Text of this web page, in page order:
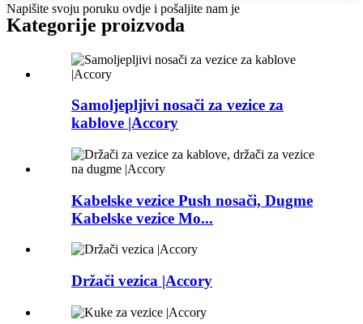
Napišite svoju poruku ovdje i pošaljite nam je
Kategorije proizvoda
Samoljepljivi nosači za vezice za
kablove |Accory
Kabelske vezice Push nosači, Dugme
Kabelske vezice Mo...
Držači vezica |Accory